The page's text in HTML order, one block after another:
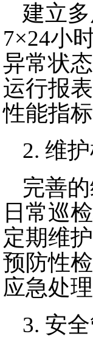
建立
7×24小
异常状
运行报
性能指
2. 维
完善
日常巡
定期维
预防性
应急处
3. 安